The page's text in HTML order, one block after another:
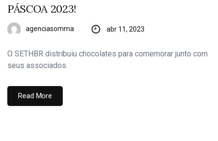
PÁSCOA 2023!
agenciasomma abr 11, 2023
O SETHBR distribuiu chocolates para comemorar junto com
seus associados.
Read More